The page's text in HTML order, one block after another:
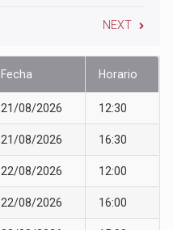
NEXT
Fecha Horario
21/08/2026 12:30
21/08/2026 16:30
22/08/2026 12:00
22/08/2026 16:00